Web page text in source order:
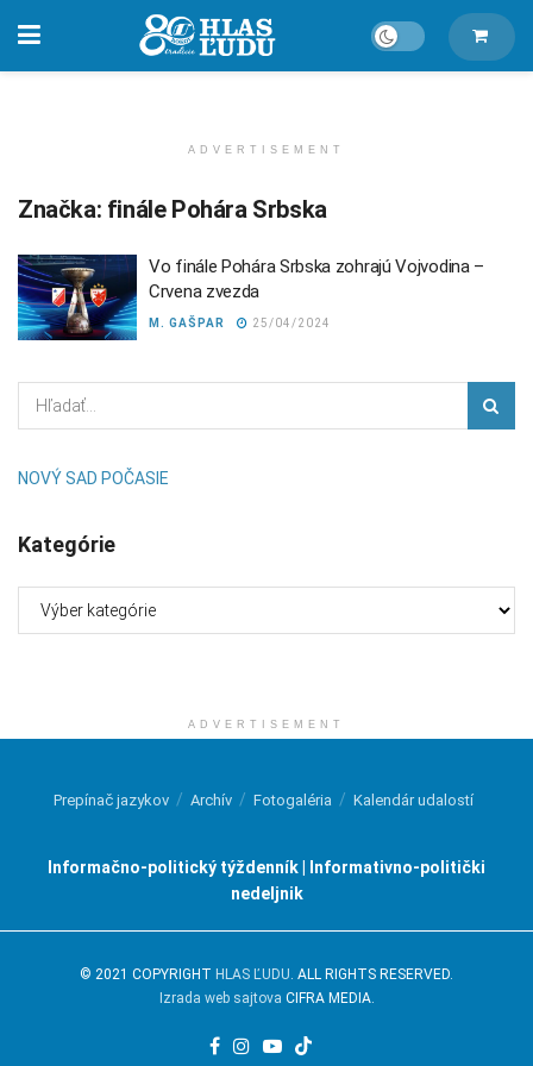
ADVERTISEMENT
Značka: finále Pohára Srbska
Vo finále Pohára Srbska zohrajú Vojvodina –
Crvena zvezda
M. GAŠPAR 25/04/2024
NOVÝ SAD POČASIE
Kategórie
ADVERTISEMENT
Prepínač jazykov Archív Fotogaléria Kalendár udalostí
Informačno-politický týždenník | Informativno-politički
nedeljnik
© 2021 COPYRIGHT HLAS ĽUDU . ALL RIGHTS RESERVED.
Izrada web sajtova CIFRA MEDIA.